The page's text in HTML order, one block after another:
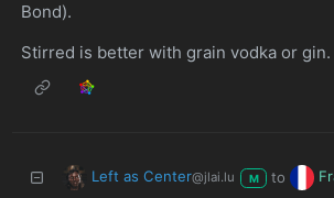
Bond).
Stirred is better with grain vodka or gin.
Left as Center@jlai.lu M to